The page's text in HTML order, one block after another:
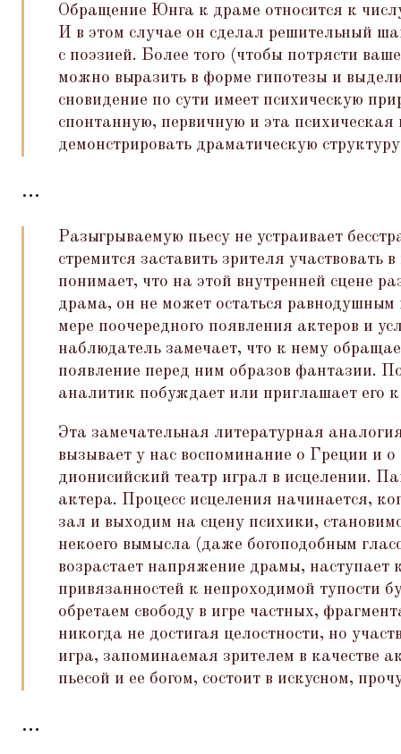
Обращение Юнга к драме относится к
И в этом случае он сделал решительный
с поэзией. Более того (чтобы потрясти
можно выразить в форме гипотезы и
сновидение по сути имеет психическую
спонтанную, первичную и эта
демонстрировать драматическую
...
Разыгрываемую пьесу не устраивает
стремится заставить зрителя участвовать
понимает, что на этой внутренней сцене
драма, он не может остаться
мере поочередного появления актеров и
наблюдатель замечает, что к нему
появление перед ним образов фантазии.
аналитик побуждает или приглашает его к
Эта замечательная литературная
вызывает у нас воспоминание о Греции и
дионисийский театр играл в исцелении.
актера. Процесс исцеления начинается,
зал и выходим на сцену психики,
некоего вымысла (даже богоподобным
возрастает напряжение драмы, наступает
привязанностей к непроходимой тупости
обретаем свободу в игре частных,
никогда не достигая целостности, но
игра, запоминаемая зрителем в качестве
пьесой и ее богом, состоит в искусном,
...